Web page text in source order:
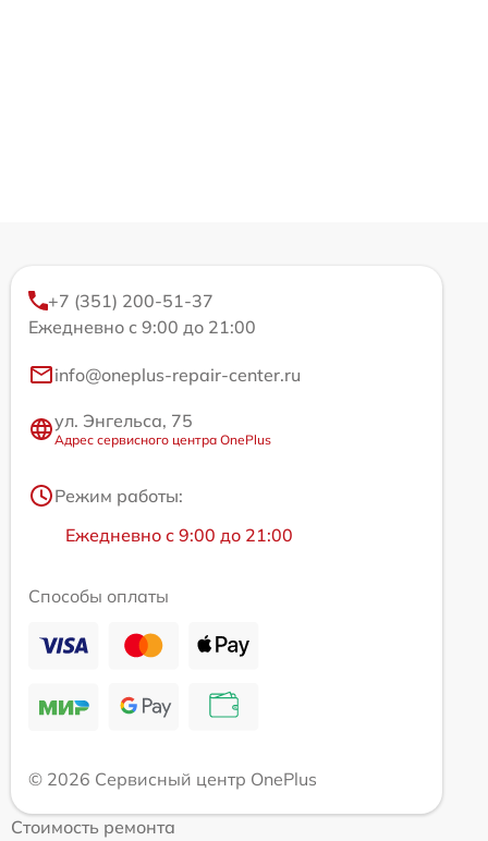
+7 (351) 200-51-37
Ежедневно с 9:00 до 21:00
info@oneplus-repair-center.ru
ул. Энгельса, 75
Адрес сервисного центра OnePlus
Режим работы:
Ежедневно с 9:00 до 21:00
Способы оплаты
© 2026 Сервисный центр OnePlus
Стоимость ремонта